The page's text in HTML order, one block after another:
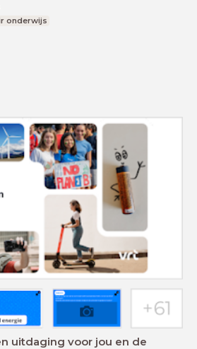
onderwijs
uitdaging voor jou en de